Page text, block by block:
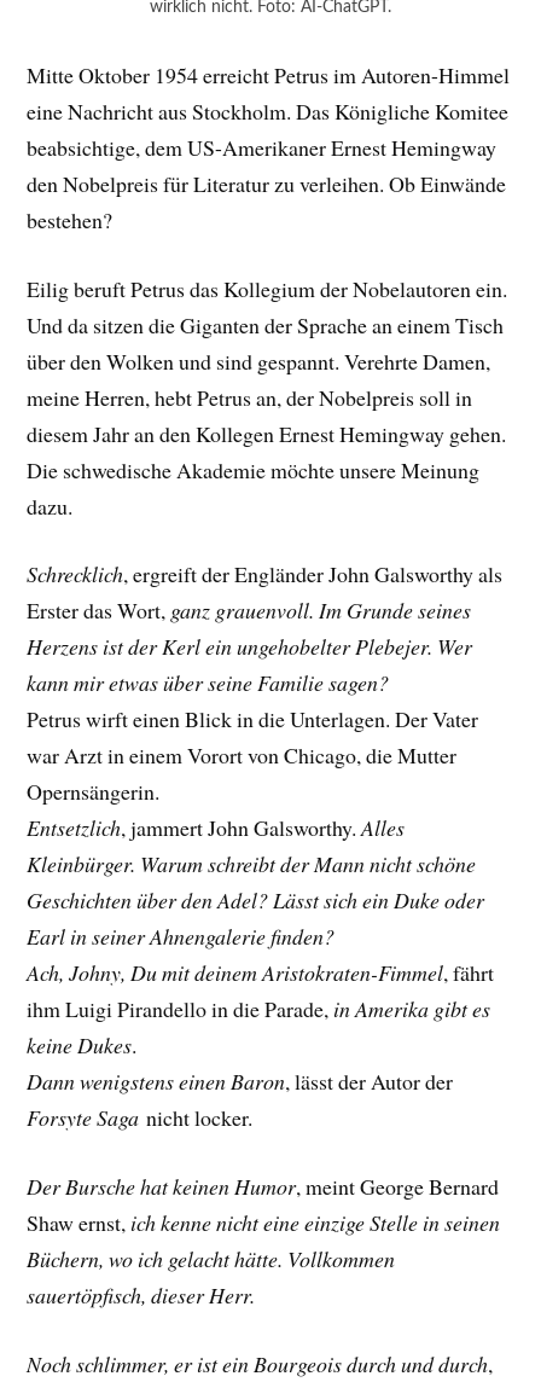
wirklich nicht. Foto: AI-ChatGPT.
Mitte Oktober 1954 erreicht Petrus im Autoren-Himmel
eine Nachricht aus Stockholm. Das Königliche Komitee
beabsichtige, dem US-Amerikaner Ernest Hemingway
den Nobelpreis für Literatur zu verleihen. Ob Einwände
bestehen?
Eilig beruft Petrus das Kollegium der Nobelautoren ein.
Und da sitzen die Giganten der Sprache an einem Tisch
über den Wolken und sind gespannt. Verehrte Damen,
meine Herren, hebt Petrus an, der Nobelpreis soll in
diesem Jahr an den Kollegen Ernest Hemingway gehen.
Die schwedische Akademie möchte unsere Meinung
dazu.
Schrecklich, ergreift der Engländer John Galsworthy als
Erster das Wort, ganz grauenvoll. Im Grunde seines
Herzens ist der Kerl ein ungehobelter Plebejer. Wer
kann mir etwas über seine Familie sagen?
Petrus wirft einen Blick in die Unterlagen. Der Vater
war Arzt in einem Vorort von Chicago, die Mutter
Opernsängerin.
Entsetzlich, jammert John Galsworthy.Alles
Kleinbürger. Warum schreibt der Mann nicht schöne
Geschichten über den Adel? Lässt sich ein Duke oder
Earl in seiner Ahnengalerie finden?
Ach, Johny, Du mit deinem Aristokraten-Fimmel, fährt
ihm Luigi Pirandello in die Parade, in Amerika gibt es
keine Dukes.
Dann wenigstens einen Baron, lässt der Autor der
Forsyte Saga nicht locker.
Der Bursche hat keinen Humor, meint George Bernard
Shaw ernst, ich kenne nicht eine einzige Stelle in seinen
Büchern, wo ich gelacht hätte. Vollkommen
sauertöpfisch, dieser Herr.
Noch schlimmer, er ist ein Bourgeois durch und durch,